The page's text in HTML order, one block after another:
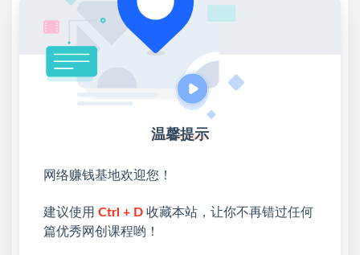
NO.5《课程体系》
01企业直播盈利体系
《直播电商团队打造与管理》
《直播/短视频电商底层逻辑》
《直播12大促销方案流程》
02带货达人孵化体系
《主播发声练习与方法》
温馨提示
网络赚钱基地欢迎您！
建议使用 Ctrl + D 收藏本站，让你不再错过任何
篇优秀网创课程哟！